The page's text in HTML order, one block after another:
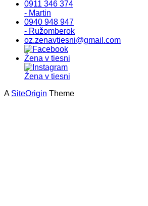
0911 346 374
- Martin
0940 948 947
- Ružomberok
oz.zenavtiesni@gmail.com
A SiteOrigin Theme